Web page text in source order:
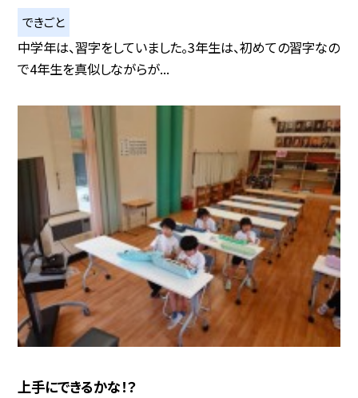
できごと
中学年は、習字をしていました。3年生は、初めての習字なの
で4年生を真似しながらが...
上手にできるかな！？